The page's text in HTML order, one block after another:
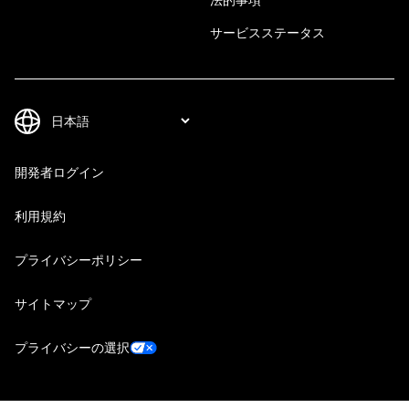
サービスステータス
開発者ログイン
利用規約
プライバシーポリシー
サイトマップ
プライバシーの選択